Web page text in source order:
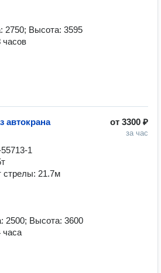
2750; Высота: 3595
часов
от 3300 ₽
за час
автокрана
1
21.7м
2500; Высота: 3600
часа